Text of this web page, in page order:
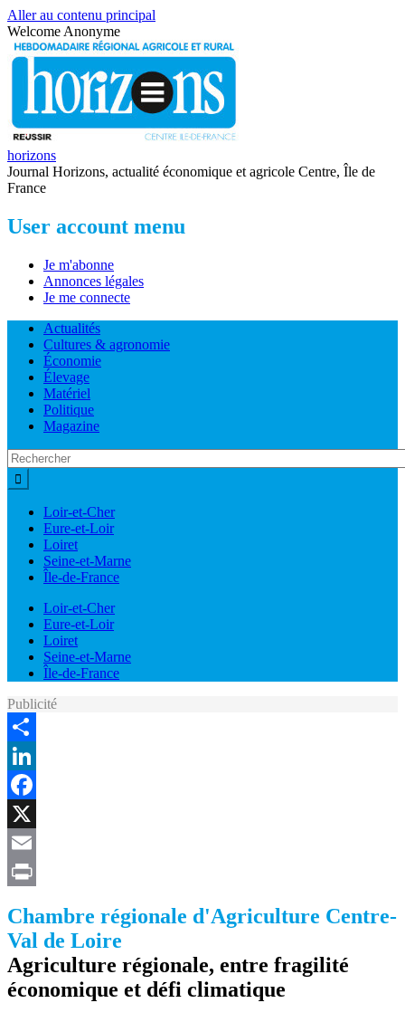
Aller au contenu principal
Welcome Anonyme
horizons
Journal Horizons, actualité économique et agricole Centre, Île de
France
User account menu
Je m'abonne
Annonces légales
Je me connecte
Actualités
Cultures & agronomie
Économie
Élevage
Matériel
Politique
Magazine
Loir-et-Cher
Eure-et-Loir
Loiret
Seine-et-Marne
Île-de-France
Loir-et-Cher
Eure-et-Loir
Loiret
Seine-et-Marne
Île-de-France
Publicité
Share
LinkedIn
Facebook
X
Email
Chambre régionale d'Agriculture Centre-
Val de Loire
Agriculture régionale, entre fragilité
économique et défi climatique